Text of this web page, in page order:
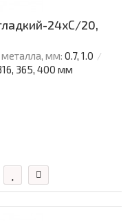
24хС/20,
мм: 0.7, 1.0
365, 400 мм